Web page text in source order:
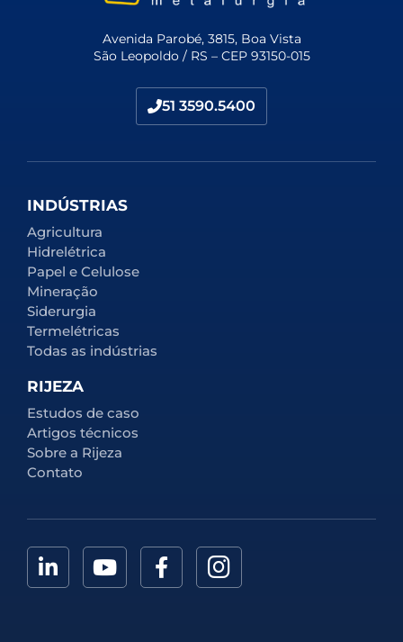
Avenida Parobé, 3815, Boa Vista
São Leopoldo / RS – CEP 93150-015
51 3590.5400
INDÚSTRIAS
Agricultura
Hidrelétrica
Papel e Celulose
Mineração
Siderurgia
Termelétricas
Todas as indústrias
RIJEZA
Estudos de caso
Artigos técnicos
Sobre a Rijeza
Contato